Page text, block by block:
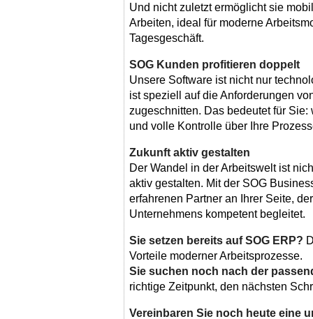
Und nicht zuletzt ermöglicht sie
Arbeiten, ideal für moderne
Tagesgeschäft.
SOG Kunden profitieren doppelt
Unsere Software ist nicht nur
ist speziell auf die Anforderungen
zugeschnitten. Das bedeutet für
und volle Kontrolle über Ihre
Zukunft aktiv gestalten
Der Wandel in der Arbeitswelt ist
aktiv gestalten. Mit der SOG
erfahrenen Partner an Ihrer Seite,
Unternehmens kompetent begleitet.
Sie setzen bereits auf SOG ERP?
Vorteile moderner Arbeitsprozesse.
Sie suchen noch nach der
richtige Zeitpunkt, den nächsten
Vereinbaren Sie noch heute eine